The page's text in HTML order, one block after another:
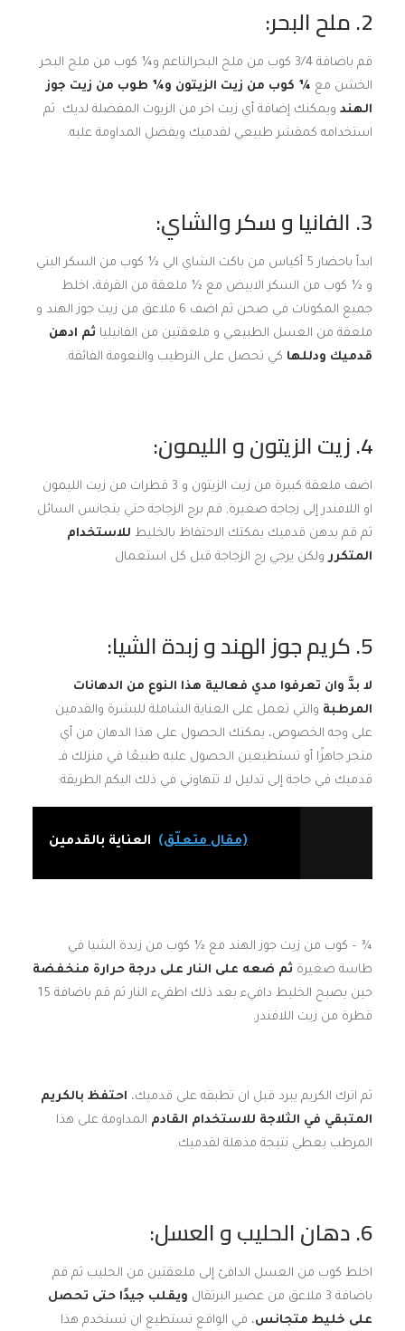
2. ملح البحر:
قم باضافة 3/4 كوب من ملح البحرالناعم و¼ كوب من ملح البحر
الخشن مع ¼ كوب من زيت الزيتون و¼ طوب من زيت جوز
الهند ويمكنك إضافة أي زيت اخر من الزيوت المفضلة لديك ثم
استخدامه كمقشر طبيعي لقدميك ويفضل المداومة عليه.
3. الفانيا و سكر والشاي:
ابدأ باحضار 5 أكياس من باكت الشاي الي ½ كوب من السكر البني
و ½ كوب من السكر الابيض مع ½ ملعقة من القرفة، اخلط
جميع المكونات في صحن ثم اضف 6 ملاعق من زيت جوز الهند و
ملعقة من العسل الطبيعي و ملعقتين من الفانيليا ثم ادهن
قدميك ودللها كي تحصل على الترطيب والنعومة الفائقة.
4. زيت الزيتون و الليمون:
اضف ملعقة كبيرة من زيت الزيتون و 3 قطرات من زيت الليمون
او اللافندر إلى زجاجة صغيرة, قم برج الزجاجة حتي يتجانس السائل
ثم قم بدهن قدميك يمكتك الاحتفاظ بالخليط للاستخدام
المتكرر ولكن يرجي رج الزجاجة قبل كل استعمال
5. كريم جوز الهند و زبدة الشيا:
لا بدَّ وان تعرفوا مدي فعالية هذا النوع من الدهانات
المرطبة والتي تعمل على العناية الشاملة للبشرة والقدمين
على وجه الخصوص، يمكنك الحصول على هذا الدهان من أي
متجر جاهزًا أو تستطيعين الحصول عليه طبيعًا في منزلك فـ
قدميك في حاجة إلى تدليل لا تتهاوني في ذلك اليكم الطريقة:
(مقال متعلّق) العناية بالقدمين
¾ – كوب من زيت جوز الهند مع ½ كوب من زبدة الشيا في
طاسة صغيرة ثم ضعه على النار على درجة حرارة منخفضة
حين يصبح الخليط دافيء بعد ذلك اطفيء النار ثم قم باضافة 15
قطرة من زيت اللافندر.
ثم اترك الكريم يبرد قبل ان تطبقه على قدميك، احتفظ بالكريم
المتبقي في الثلاجة للاستخدام القادم المداومة على هذا
المرطب يعطي نتيجة مذهلة لقدميك.
6. دهان الحليب و العسل:
اخلط كوب من العسل الدافئ إلى ملعقتين من الحليب ثم قم
باضافة 3 ملاعق من عصير البرتقال
ويقلب جيدًا حتى تحصل
على خليط متجانس، في الواقع تستطيع ان تستخدم هذا